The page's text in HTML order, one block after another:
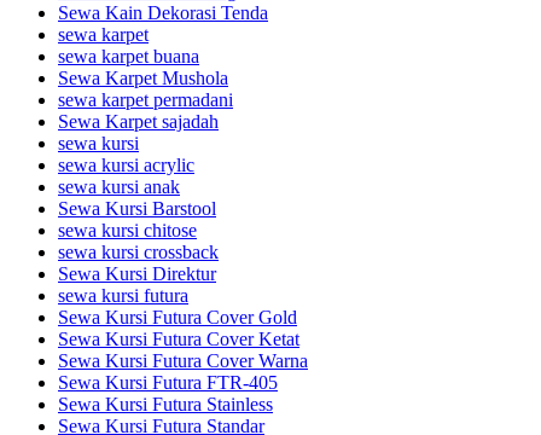
Sewa Kain Dekorasi Tenda
sewa karpet
sewa karpet buana
Sewa Karpet Mushola
sewa karpet permadani
Sewa Karpet sajadah
sewa kursi
sewa kursi acrylic
sewa kursi anak
Sewa Kursi Barstool
sewa kursi chitose
sewa kursi crossback
Sewa Kursi Direktur
sewa kursi futura
Sewa Kursi Futura Cover Gold
Sewa Kursi Futura Cover Ketat
Sewa Kursi Futura Cover Warna
Sewa Kursi Futura FTR-405
Sewa Kursi Futura Stainless
Sewa Kursi Futura Standar